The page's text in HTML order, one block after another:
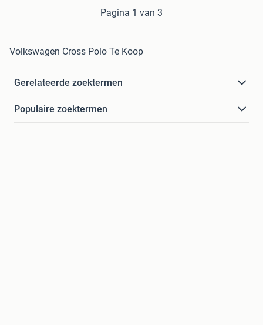
Pagina 1 van 3
Volkswagen Cross Polo Te Koop
Gerelateerde zoektermen
Populaire zoektermen